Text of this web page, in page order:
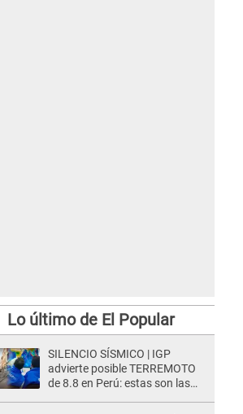
Lo último de El Popular
SILENCIO SÍSMICO | IGP
advierte posible TERREMOTO
de 8.8 en Perú: estas son las